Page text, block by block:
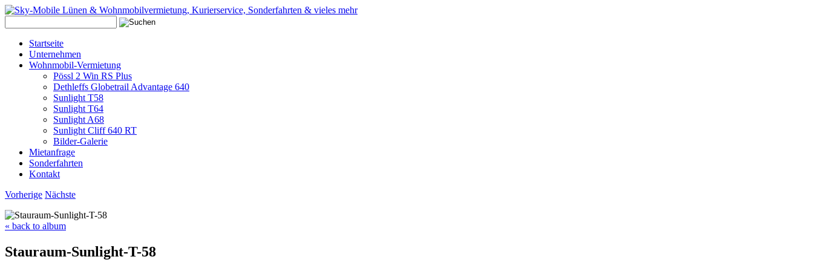
Startseite
Unternehmen
Wohnmobil-Vermietung
Pössl 2 Win RS Plus
Dethleffs Globetrail Advantage 640
Sunlight T58
Sunlight T64
Sunlight A68
Sunlight Cliff 640 RT
Bilder-Galerie
Mietanfrage
Sonderfahrten
Kontakt
Vorherige Nächste
« back to album
Stauraum-Sunlight-T-58